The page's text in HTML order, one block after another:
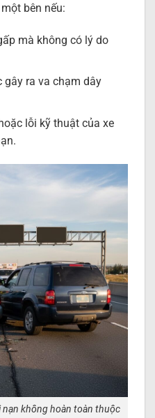
bên nếu:
mà không có lý do
gây ra va chạm dây
lỗi kỹ thuật của xe
không hoàn toàn thuộc